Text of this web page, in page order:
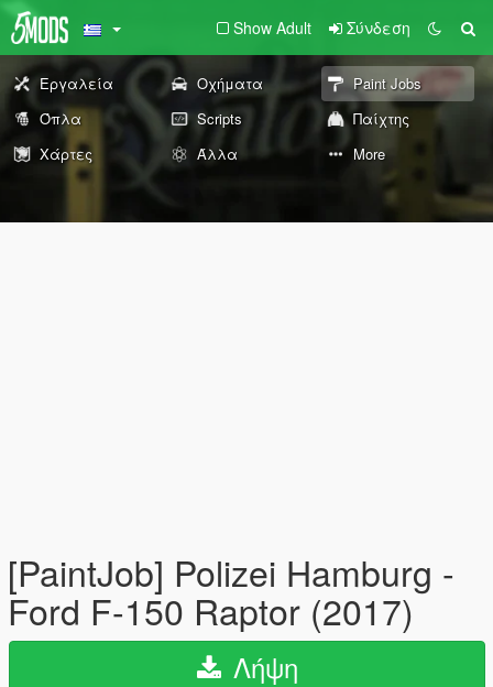
Show Adult Σύνδεση
Εργαλεία Οχήματα
Paint Jobs
Όπλα
Scripts
Παίχτης
Χάρτες
Άλλα More
[PaintJob] Polizei Hamburg -
Ford F-150 Raptor (2017)
Λήψη